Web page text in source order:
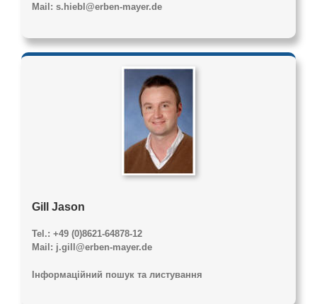
Mail: s.hiebl@erben-mayer.de
Gill Jason
Tel.: +49 (0)8621-64878-12
Mail: j.gill@erben-mayer.de
Інформаційний пошук та листування